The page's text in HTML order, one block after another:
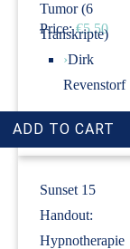
Price: €5.50
Tumor (6
Transkripte)
›Dirk
Revenstorf
Price: €18.00
Sunset 15
Handout:
Hypnotherapie